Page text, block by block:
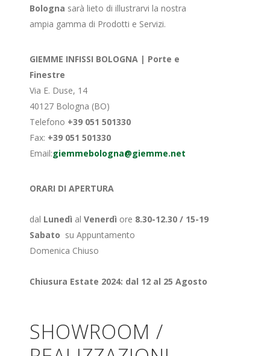
Bologna sarà lieto di illustrarvi la nostra
ampia gamma di Prodotti e Servizi.
GIEMME INFISSI BOLOGNA | Porte e
Finestre
Via E. Duse, 14
40127 Bologna (BO)
Telefono +39 051 501330
Fax: +39 051 501330
Email:giemmebologna@giemme.net
ORARI DI APERTURA
dal Lunedì al Venerdì ore 8.30-12.30 / 15-19
Sabato su Appuntamento
Domenica Chiuso
Chiusura Estate 2024: dal 12 al 25 Agosto
SHOWROOM /